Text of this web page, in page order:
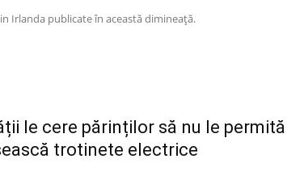
Irlanda publicate în această dimineață.
le cere părinților să nu le permită
trotinete electrice